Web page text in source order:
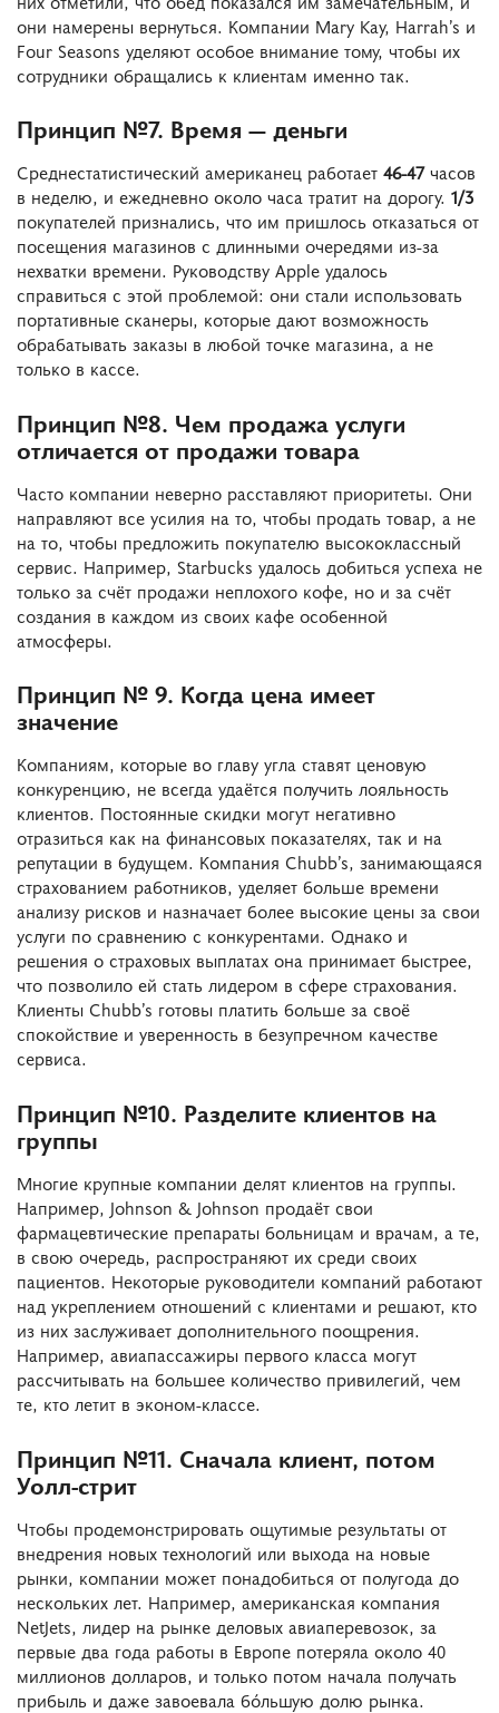
они намерены вернуться. Компании Mary Kay, Harrah’s и
Four Seasons уделяют особое внимание тому, чтобы их
сотрудники обращались к клиентам именно так.
Принцип №7. Время — деньги
Среднестатистический американец работает 46-47часов
в неделю, и ежедневно около часа тратит на дорогу. 1/3
покупателей признались, что им пришлось отказаться от
посещения магазинов с длинными очередями из-за
нехватки времени. Руководству Apple удалось
справиться с этой проблемой: они стали использовать
портативные сканеры, которые дают возможность
обрабатывать заказы в любой точке магазина, а не
только в кассе.
Принцип №8. Чем продажа услуги
отличается от продажи товара
Часто компании неверно расставляют приоритеты. Они
направляют все усилия на то, чтобы продать товар, а не
на то, чтобы предложить покупателю высококлассный
сервис. Например, Starbucks удалось добиться успеха не
только за счёт продажи неплохого кофе, но и за счёт
создания в каждом из своих кафе особенной
атмосферы.
Принцип № 9. Когда цена имеет
значение
Компаниям, которые во главу угла ставят ценовую
конкуренцию, не всегда удаётся получить лояльность
клиентов. Постоянные скидки могут негативно
отразиться как на финансовых показателях, так и на
репутации в будущем. Компания Chubb’s, занимающаяся
страхованием работников, уделяет больше времени
анализу рисков и назначает более высокие цены за свои
услуги по сравнению с конкурентами. Однако и
решения о страховых выплатах она принимает быстрее,
что позволило ей стать лидером в сфере страхования.
Клиенты Chubb’s готовы платить больше за своё
спокойствие и уверенность в безупречном качестве
сервиса.
Принцип №10. Разделите клиентов на
группы
Многие крупные компании делят клиентов на группы.
Например, Johnson & Johnson продаёт свои
фармацевтические препараты больницам и врачам, а те,
в свою очередь, распространяют их среди своих
пациентов. Некоторые руководители компаний работают
над укреплением отношений с клиентами и решают, кто
из них заслуживает дополнительного поощрения.
Например, авиапассажиры первого класса могут
рассчитывать на большее количество привилегий, чем
те, кто летит в эконом-классе.
Принцип №11. Сначала клиент, потом
Уолл-стрит
Чтобы продемонстрировать ощутимые результаты от
внедрения новых технологий или выхода на новые
рынки, компании может понадобиться от полугода до
нескольких лет. Например, американская компания
NetJets, лидер на рынке деловых авиаперевозок, за
первые два года работы в Европе потеряла около 40
миллионов долларов, и только потом начала получать
прибыль и даже завоевала бóльшую долю рынка.